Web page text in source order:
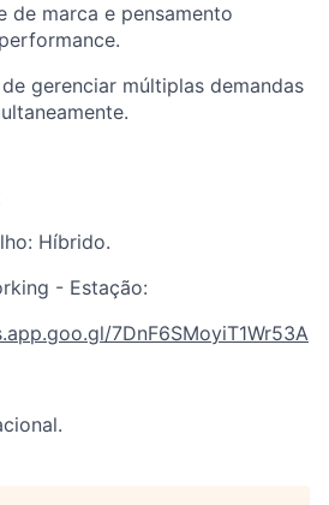
de marca e pensamento
gerenciar múltiplas demandas
Híbrido.
- Estação:
7DnF6SMoyiT1Wr53A